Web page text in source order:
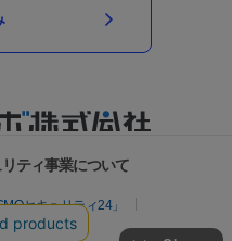
ティ事業について
セキュリティ24」
断